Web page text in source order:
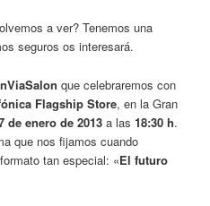
a ver? Tenemos una
seguros os interesará.
que celebraremos con
Flagship Store, en la Gran
de enero de 2013 a las18:30 h.
que nos fijamos cuando
tan especial: «El futuro